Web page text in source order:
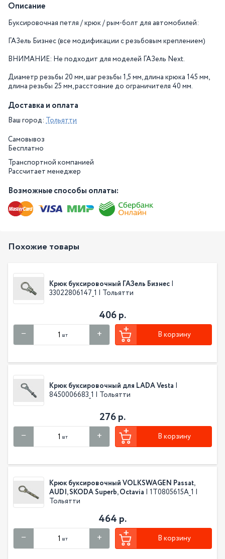
Описание
Буксировочная петля / крюк / рым-болт для автомобилей:
ГАЗель Бизнес (все модификации с резьбовым креплением)
ВНИМАНИЕ: Не подходит для моделей ГАЗель Next.
Диаметр резьбы 20 мм, шаг резьбы 1,5 мм, длина крюка 145 мм,
длина резьбы 25 мм, расстояние до ограничителя 40 мм.
Доставка и оплата
Ваш город: Тольятти
Самовывоз
Бесплатно
Транспортной компанией
Рассчитает менеджер
Возможные способы оплаты:
Похожие товары
Крюк буксировочный ГАЗель Бизнес |
33022806147_1 | Тольятти
406 р.
шт В корзину
Крюк буксировочный для LADA Vesta |
8450006683_1 | Тольятти
276 р.
шт В корзину
Крюк буксировочный VOLKSWAGEN Passat,
AUDI, SKODA Superb, Octavia | 1T0805615A_1 |
Тольятти
464 р.
шт В корзину